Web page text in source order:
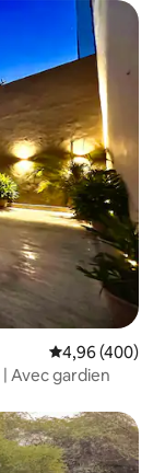
Évaluation
4,96 (400)
Avec gardien